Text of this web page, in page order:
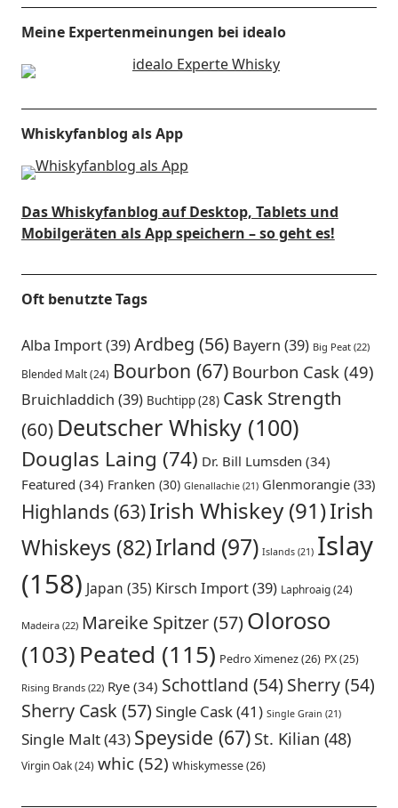
Meine Expertenmeinungen bei idealo
Whiskyfanblog als App
Das Whiskyfanblog auf Desktop, Tablets und
Mobilgeräten als App speichern – so geht es!
Oft benutzte Tags
Alba Import(39)Ardbeg (56) Bayern (39) Big Peat(22)
Blended Malt(24) Bourbon (67) Bourbon Cask(49)
Bruichladdich (39) Buchtipp(28) Cask Strength
(60) Deutscher Whisky(100)
Douglas Laing (74) Dr. Bill Lumsden (34)
Featured (34) Franken (30) Glenallachie(21) Glenmorangie(33)
Highlands (63)Irish Whiskey(91)Irish
Whiskeys (82)Irland (97) Islands(21) Islay
(158) Japan (35) Kirsch Import(39) Laphroaig(24)
Madeira(22) Mareike Spitzer(57)Oloroso
(103) Peated (115) Pedro Ximenez(26) PX(25)
Rising Brands(22) Rye(34) Schottland (54) Sherry(54)
Sherry Cask (57)Single Cask(41) Single Grain (21)
Single Malt(43) Speyside (67) St. Kilian (48)
Virgin Oak(24) whic(52) Whiskymesse(26)